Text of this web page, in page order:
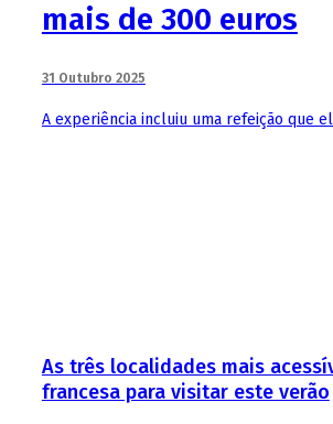
mais de 300 euros
31 Outubro 2025
A experiência incluiu uma refeição que
As três localidades mais
francesa para visitar este verão